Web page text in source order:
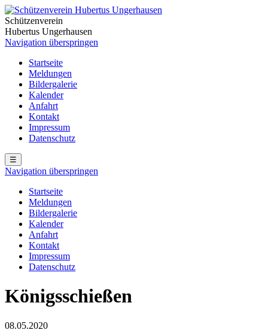
Schützenverein
Hubertus Ungerhausen
Navigation überspringen
Startseite
Meldungen
Bildergalerie
Kalender
Anfahrt
Kontakt
Impressum
Datenschutz
☰
Navigation überspringen
Startseite
Meldungen
Bildergalerie
Kalender
Anfahrt
Kontakt
Impressum
Datenschutz
Königsschießen
08.05.2020